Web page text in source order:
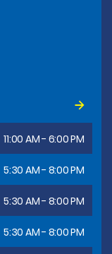
11:00 AM - 6:00 PM
5:30 AM - 8:00 PM
5:30 AM - 8:00 PM
5:30 AM - 8:00 PM